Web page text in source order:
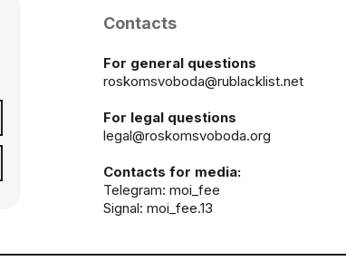
Contacts
For general questions
roskomsvoboda@rublacklist.net
For legal questions
legal@roskomsvoboda.org
Contacts for media:
Telegram: moi_fee
Signal: moi_fee.13